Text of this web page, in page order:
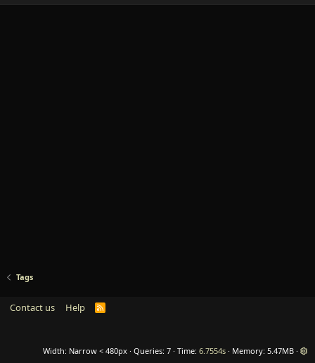
Tags
Contact us Help
R
Width Queries 7 Time 6.7554s Memory 5.47MB